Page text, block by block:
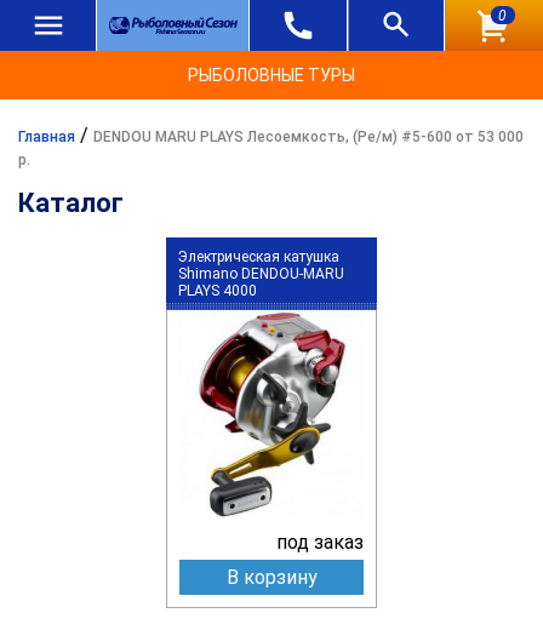
0
РЫБОЛОВНЫЕ ТУРЫ
Главная / DENDOU MARU PLAYS Лесоемкость, (Ре/м) #5-600 от 53 000
р.
Каталог
Электрическая катушка
Shimano DENDOU-MARU
PLAYS 4000
под заказ
В корзину